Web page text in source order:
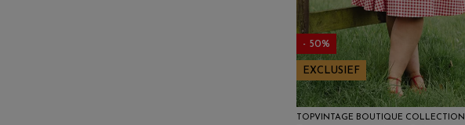
- 50%
EXCLUSIEF
TOPVINTAGE BOUTIQUE COLLECTION